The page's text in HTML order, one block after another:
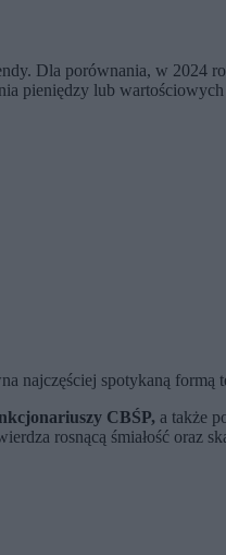
Dla porównania, w 2024
pieniędzy lub
najczęściej spotykaną formą
CBŚP, a także
rosnącą śmiałość oraz